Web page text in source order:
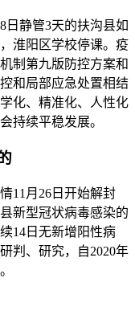
日静管3天的扶沟县如
淮阳区学校停课。疫
制第九版防控方案和
和局部应急处置相结
化、精准化、人性化
持续平稳发展。
11月26日开始解封
新型冠状病毒感染的
14日无新增阳性病
判、研究，自2020年